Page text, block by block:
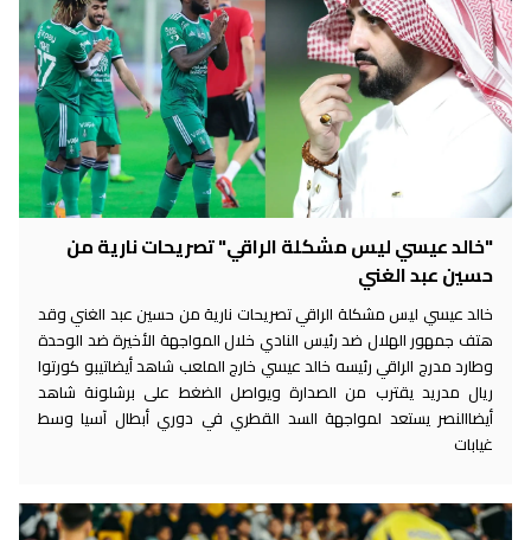
"خالد عيسي ليس مشكلة الراقي" تصريحات نارية من
حسين عبد الغني
خالد عيسي ليس مشكلة الراقي تصريحات نارية من حسين عبد الغني وقد
هتف جمهور الهلال ضد رئيس النادي خلال المواجهة الأخيرة ضد الوحدة
وطارد مدرج الراقي رئيسه خالد عيسي خارج الملعب شاهد أيضاتيبو كورتوا
ريال مدريد يقترب من الصدارة ويواصل الضغط على برشلونة شاهد
أيضاالنصر يستعد لمواجهة السد القطري في دوري أبطال آسيا وسط
غيابات